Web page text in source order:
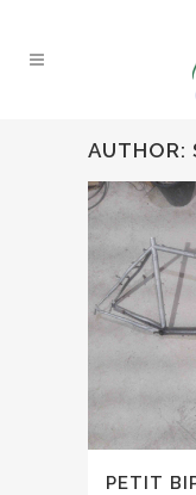
AUTHOR:
PETIT